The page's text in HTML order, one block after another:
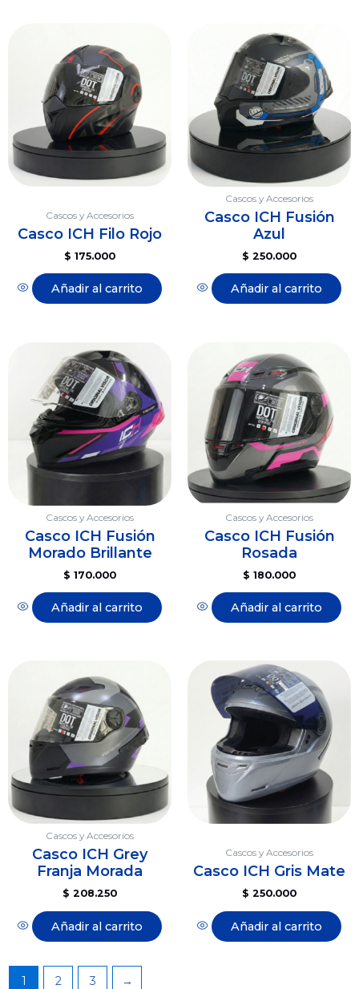
Cascos y Accesorios
Casco ICH Filo Rojo
$ 175.000
Añadir al carrito
Cascos y Accesorios
Casco ICH Fusión
Azul
$ 250.000
Añadir al carrito
Cascos y Accesorios
Casco ICH Fusión
Morado Brillante
$ 170.000
Añadir al carrito
Cascos y Accesorios
Casco ICH Fusión
Rosada
$ 180.000
Añadir al carrito
Cascos y Accesorios
Casco ICH Grey
Franja Morada
$ 208.250
Añadir al carrito
Cascos y Accesorios
Casco ICH Gris Mate
$ 250.000
Añadir al carrito
1 2 3 →